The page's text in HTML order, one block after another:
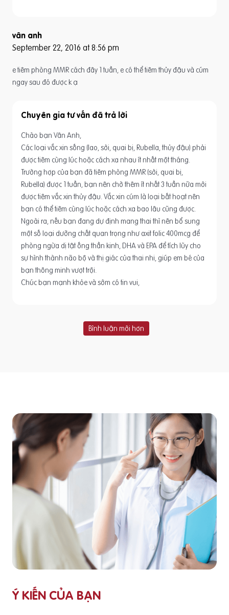
vân anh
September 22, 2016 at 8:56 pm
e tiêm phòng MMR cách đây 1 tuần, e có thể tiêm thủy đậu và cúm
ngay sau đó được k ạ
Chuyên gia tư vấn
Chào bạn Vân Anh,
Các loại vắc xin sống (lao, sởi, quai bị, Rubella, thủy đậu) phải
được tiêm cùng lúc hoặc cách xa nhau ít nhất một tháng.
Trường hợp của bạn đã tiêm phòng MMR (sởi, quai bị,
Rubella) được 1 tuần, bạn nên chờ thêm ít nhất 3 tuần nữa mới
được tiêm vắc xin thủy đậu. Vắc xin cúm là loại bất hoạt nên
bạn có thể tiêm cùng lúc hoặc cách xa bao lâu cũng được.
Ngoài ra, nếu bạn đang dự định mang thai thì nên bổ sung
một số loại dưỡng chất quan trọng như axit folic 400mcg để
phòng ngừa dị tật ống thần kinh, DHA và EPA để tích lũy cho
sự hình thành não bộ và thị giác của thai nhi, giúp em bé của
bạn thông minh vượt trội.
Chúc bạn mạnh khỏe và sớm có tin vui,
Bình luận mới hơn
Ý KIẾN CỦA BẠN